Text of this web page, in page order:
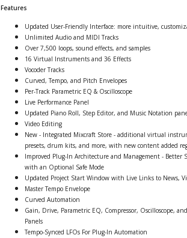
Features
Updated User-Friendly Interface: more intuitive,
Unlimited Audio and MIDI Tracks
Over 7,500 loops, sound effects, and samples
16 Virtual Instruments and 36 Effects
Vocoder Tracks
Curved, Tempo, and Pitch Envelopes
Per-Track Parametric EQ & Oscilloscope
Live Performance Panel
Updated Piano Roll, Step Editor, and Music Notation
Video Editing
New - Integrated Mixcraft Store - additional virtual
presets, drum kits, and more, with new content added
Improved Plug-In Architecture and Management - Better
with an Optional Safe Mode
Updated Project Start Window with Live Links to News,
Master Tempo Envelope
Curved Automation
Gain, Drive, Parametric EQ, Compressor, Oscilloscope,
Panels
Tempo-Synced LFOs For Plug-In Automation